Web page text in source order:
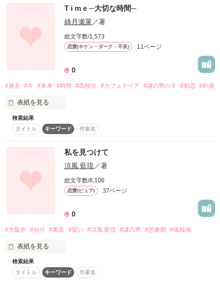
「え？……あっ！」
ドルネイの魔女として皇帝に使える傍ら
ライルとの生活に安らぎを得るリーシャ
平穏な日々は長くは続かなかった。
作品を読む
でわ､時々記憶がとんでいると言う事はありますか？
私はあります｡だって多重人格者ですから…
T i m e ─大切な時間─
綺月瀬萊／著
総文字数/1,573
恋愛(キケン・ダーク・不良) 11ページ
0
#過去 #今 #未来 #時間 #高校生 #カフェテリア #謎の男の子 #初恋 #約束
表紙を見る
あなたには、
大切な親友、友達、家族、彼氏や彼女はいますか？
いつも他愛もない話で笑える親友、友達。
自分のことを親身になってくれる、温かく迎えてくれる家族。
れない彼氏や彼女。
この人達がいたから、今の自分があると思えたことはあります
か？
検索結果
タイトル
キーワード 作家名
私を見つけて
涼風 藍琉／著
総文字数/8,106
恋愛(ピュア) 37ページ
0
#大阪弁 #自分 #素直 #賢い #涼風 藍琉 #謎の男 #思春期 #孤独感
表紙を見る
検索結果
タイトル
キーワード 作家名